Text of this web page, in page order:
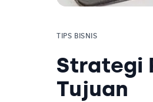
TIPS BISNIS
Strategi
Tujuan